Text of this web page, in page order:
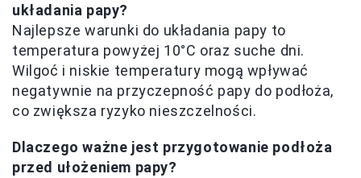
układania papy?
Najlepsze warunki do układania papy to
temperatura powyżej 10°C oraz suche dni.
Wilgoć i niskie temperatury mogą wpływać
negatywnie na przyczepność papy do podłoża,
co zwiększa ryzyko nieszczelności.
Dlaczego ważne jest przygotowanie podłoża
przed ułożeniem papy?